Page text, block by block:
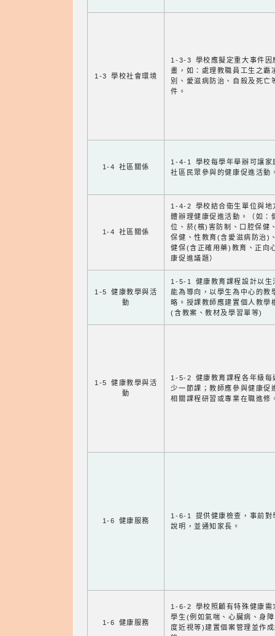
1-3 學校社會環境
1-3-3 學校應擬定重大事件因
畫，如：處理教職員工生之霸
別、愛滋病防治、自殺及死亡
件。
1-4 社區關係
1-4-1 學校每學年舉辦可讓家
社區民眾參與的健康促進活動
1-4 社區關係
1-4-2 學校結合衛生單位與地
體辦理健康促進活動。（如：
位、菸(檳)害防制、口腔保健
保健、性教育(含愛滋病防治)
健保(含正確用藥)教育、正向
康促進議題）
1-5 健康教學與活
動
1-5-1 健康教育課程設計以生
能為導向，以學生為中心的教
略。授課教師應建置個人教學
(含教案、教材及學習單等)
1-5 健康教學與活
動
1-5-2 健康教育課程各年級每
少一節課；教師應參與健康促
相關課程研習或專業在職進修
1-6 健康服務
1-6-1 提供健康檢查，事前對
說明，並通知家長。
1-6 健康服務
1-6-2 學校照顧有特殊健康需
學生(例如氣喘、心臟病、身
度近視等)建置個案管理並作